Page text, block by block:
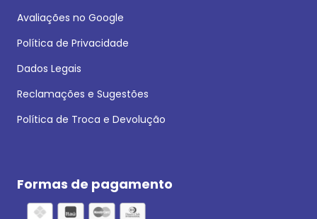
Avaliações no Google
Política de Privacidade
Dados Legais
Reclamações e Sugestões
Política de Troca e Devolução
Formas de pagamento